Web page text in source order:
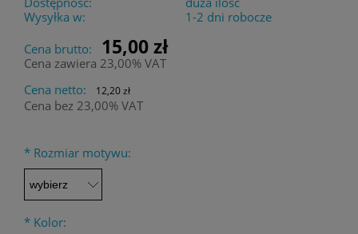
Wysyłka w:
1-2 dni robocze
Cena brutto:
15,00 zł
Cena zawiera 23,00% VAT
Cena netto:
12,20 zł
Cena bez 23,00% VAT
* Rozmiar motywu:
* Kolor: